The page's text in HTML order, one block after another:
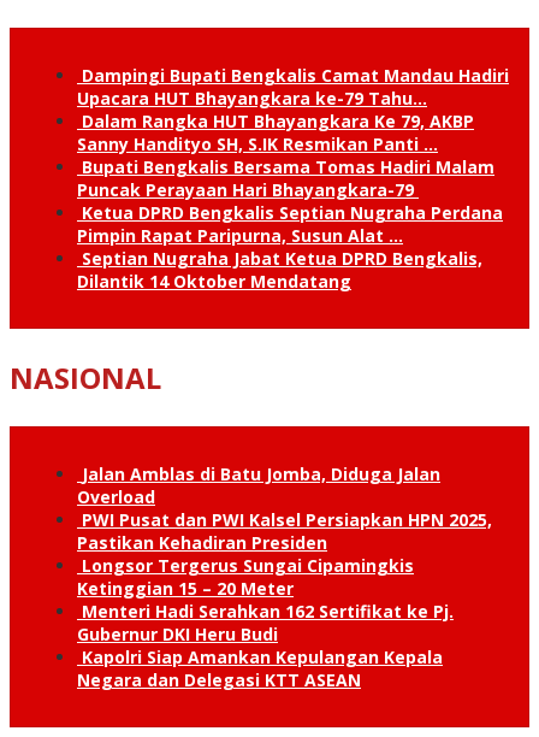
Dampingi Bupati Bengkalis Camat Mandau Hadiri
Upacara HUT Bhayangkara ke-79 Tahu…
Dalam Rangka HUT Bhayangkara Ke 79, AKBP
Sanny Handityo SH, S.IK Resmikan Panti …
Bupati Bengkalis Bersama Tomas Hadiri Malam
Puncak Perayaan Hari Bhayangkara-79
Ketua DPRD Bengkalis Septian Nugraha Perdana
Pimpin Rapat Paripurna, Susun Alat …
Septian Nugraha Jabat Ketua DPRD Bengkalis,
Dilantik 14 Oktober Mendatang
NASIONAL
Jalan Amblas di Batu Jomba, Diduga Jalan
Overload
PWI Pusat dan PWI Kalsel Persiapkan HPN 2025,
Pastikan Kehadiran Presiden
Longsor Tergerus Sungai Cipamingkis
Ketinggian 15 – 20 Meter
Menteri Hadi Serahkan 162 Sertifikat ke Pj.
Gubernur DKI Heru Budi
Kapolri Siap Amankan Kepulangan Kepala
Negara dan Delegasi KTT ASEAN